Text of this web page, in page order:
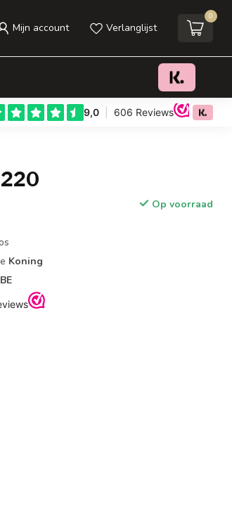
Mijn account Verlanglijst
0
Toevoegen aan winkelwagen
Op voorraad
Koning